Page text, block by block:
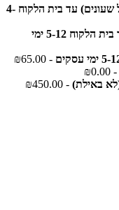
משלוח תמונה קטנה(עד 120 ס"מ ,כולל שעונים) עד בית הלקוח 4-
משלוח תמונה גדולה(מעל 120 ס"מ) עד בית הלקוח 5-12 ימי
- ₪65.00
- ₪0.00
- ₪450.00